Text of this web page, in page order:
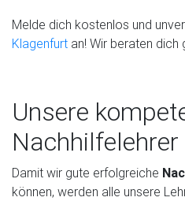
Melde dich kostenlos und
Klagenfurt an! Wir beraten dich
Unsere
Nachhilfelehrer
Damit wir gute erfolgreiche
können, werden alle unsere